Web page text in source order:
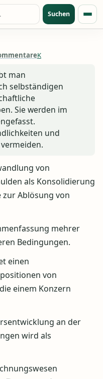
Suchen
K
man
selbständigen
Sie werden im
und
von
als Konsolidierung
zur Ablösung von
mehrer
Bedingungen.
einen
von
einem Konzern
an der
wird als